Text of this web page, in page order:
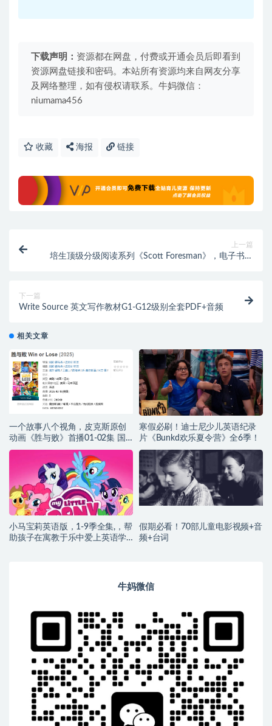
下载声明： 资源都在网盘，付费或开通会员后即看到
资源网盘链接和密码。本站所有资源均来自网友分享
及网络整理，如有侵权请联系。牛妈微信：
niumama456
收藏 海报 链接
上一篇
培生顶级分级阅读系列《Scott Foresman》，电子书和
下一篇
Write Source 英文写作教材G1-G12级别全套PDF+音频
相关文章
一个故事八个视角，皮克斯原创
动画《胜与败》首播01-02集 国
粤英三语 中英字幕
寒假必刷！迪士尼少儿英语纪录
片《Bunkd欢乐夏令营》全6季！
小马宝莉英语版，1-9季全集,，帮
助孩子在寓教于乐中爱上英语学
假期必看！70部儿童电影视频+音
频+台词
牛妈微信